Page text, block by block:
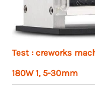
Test : creworks
180W 1, 5-30mm